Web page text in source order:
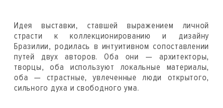
Идея выставки, ставшей выражением личной
страсти к коллекционированию и дизайну
Бразилии, родилась в интуитивном сопоставлении
путей двух авторов. Оба они — архитекторы,
творцы, оба используют локальные материалы,
оба — страстные, увлеченные люди открытого,
сильного духа и свободного ума.